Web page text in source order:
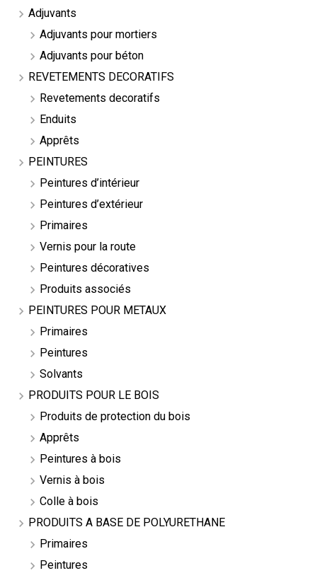
Adjuvants
Adjuvants pour mortiers
Adjuvants pour béton
REVETEMENTS DECORATIFS
Revetements decoratifs
Enduits
Apprêts
PEINTURES
Peintures d’intérieur
Peintures d’extérieur
Primaires
Vernis pour la route
Peintures décoratives
Produits associés
PEINTURES POUR METAUX
Primaires
Peintures
Solvants
PRODUITS POUR LE BOIS
Produits de protection du bois
Apprêts
Peintures à bois
Vernis à bois
Colle à bois
PRODUITS A BASE DE POLYURETHANE
Primaires
Peintures